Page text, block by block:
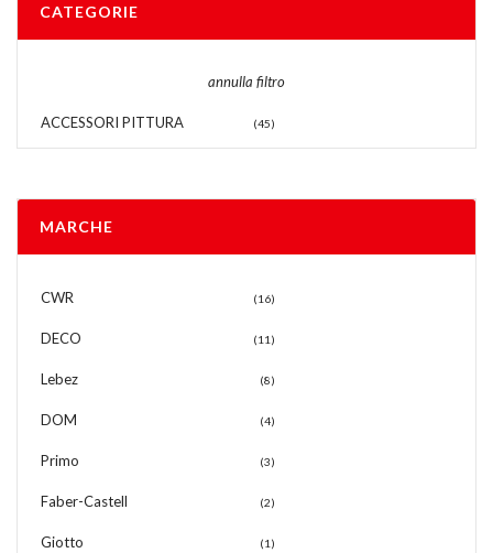
CATEGORIE
annulla filtro
ACCESSORI PITTURA (45)
MARCHE
CWR (16)
DECO (11)
Lebez (8)
DOM (4)
Primo (3)
Faber-Castell (2)
Giotto (1)